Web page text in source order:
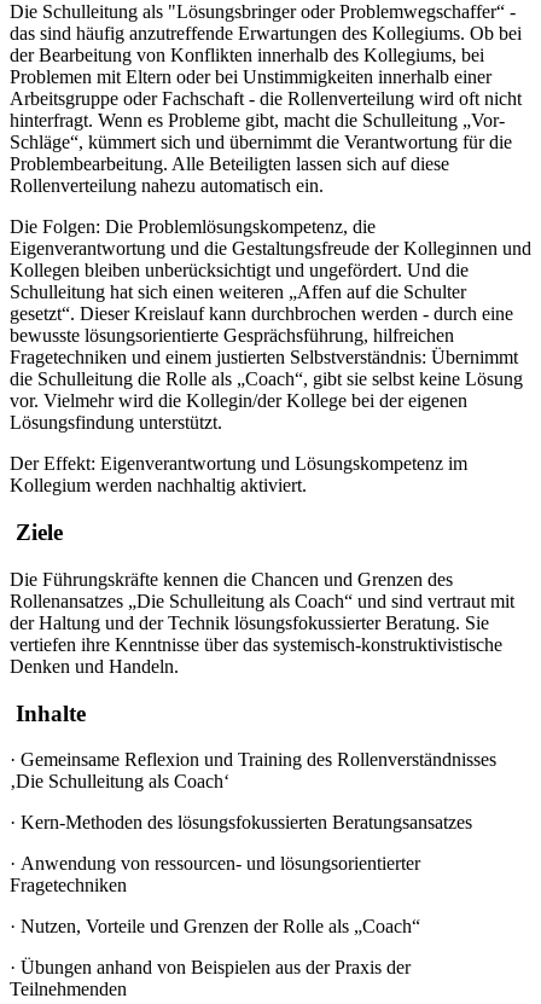
Die Schulleitung als "Lösungsbringer oder Problemwegschaffer“ -
das sind häufig anzutreffende Erwartungen des Kollegiums. Ob bei
der Bearbeitung von Konflikten innerhalb des Kollegiums, bei
Problemen mit Eltern oder bei Unstimmigkeiten innerhalb einer
Arbeitsgruppe oder Fachschaft - die Rollenverteilung wird oft nicht
hinterfragt. Wenn es Probleme gibt, macht die Schulleitung „Vor-
Schläge“, kümmert sich und übernimmt die Verantwortung für die
Problembearbeitung. Alle Beteiligten lassen sich auf diese
Rollenverteilung nahezu automatisch ein.
Die Folgen: Die Problemlösungskompetenz, die
Eigenverantwortung und die Gestaltungsfreude der Kolleginnen und
Kollegen bleiben unberücksichtigt und ungefördert. Und die
Schulleitung hat sich einen weiteren „Affen auf die Schulter
gesetzt“. Dieser Kreislauf kann durchbrochen werden - durch eine
bewusste lösungsorientierte Gesprächsführung, hilfreichen
Fragetechniken und einem justierten Selbstverständnis: Übernimmt
die Schulleitung die Rolle als „Coach“, gibt sie selbst keine Lösung
vor. Vielmehr wird die Kollegin/der Kollege bei der eigenen
Lösungsfindung unterstützt.
Der Effekt: Eigenverantwortung und Lösungskompetenz im
Kollegium werden nachhaltig aktiviert.
Ziele
Die Führungskräfte kennen die Chancen und Grenzen des
Rollenansatzes „Die Schulleitung als Coach“ und sind vertraut mit
der Haltung und der Technik lösungsfokussierter Beratung. Sie
vertiefen ihre Kenntnisse über das systemisch-konstruktivistische
Denken und Handeln.
Inhalte
· Gemeinsame Reflexion und Training des Rollenverständnisses
‚Die Schulleitung als Coach‘
· Kern-Methoden des lösungsfokussierten Beratungsansatzes
· Anwendung von ressourcen- und lösungsorientierter
Fragetechniken
· Nutzen, Vorteile und Grenzen der Rolle als „Coach“
· Übungen anhand von Beispielen aus der Praxis der
Teilnehmenden